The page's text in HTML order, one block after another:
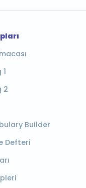
2
Builder
Defteri